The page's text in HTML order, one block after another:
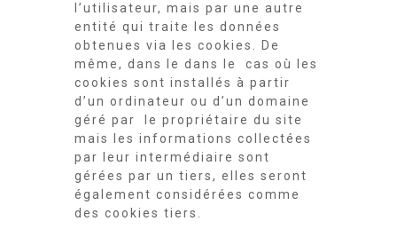
l’utilisateur, mais par une autre
entité qui traite les données
obtenues via les cookies. De
même, dans le dans le cas où les
cookies sont installés à partir
d’un ordinateur ou d’un domaine
géré par le propriétaire du site
mais les informations collectées
par leur intermédiaire sont
gérées par un tiers, elles seront
également considérées comme
des cookies tiers.